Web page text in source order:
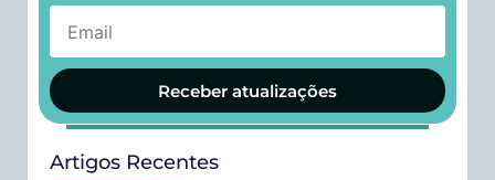
Receber atualizações
Artigos Recentes